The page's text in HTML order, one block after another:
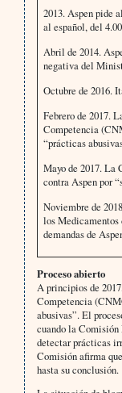
2013. Aspen pide
al español, del
Abril de 2014.
negativa del
Octubre de 2016.
Febrero de 2017.
Competencia
“prácticas
Mayo de 2017. La
contra Aspen por
Noviembre de
los Medicamentos
demandas de
Proceso abierto
A principios de
Competencia
abusivas”. El
cuando la Comisión
detectar prácticas
Comisión afirma
hasta su conclusión.